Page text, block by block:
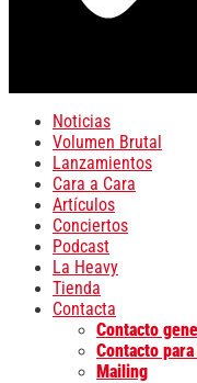
Noticias
Volumen Brutal
Lanzamientos
Cara a Cara
Artículos
Conciertos
Podcast
La Heavy
Tienda
Contacta
Contacto
Contacto
Mailing